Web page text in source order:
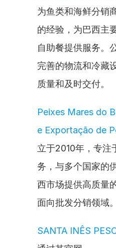
为鱼类和海鲜分销
的经验，为巴西主
自助餐提供服务。
完善的物流和冷藏
质量和及时交付。
Peixes Mares do
e Exportação de
立于2010年，专注
务，与多个国家的
西市场提供高质量
面向批发分销领域。
SANTA INÊS